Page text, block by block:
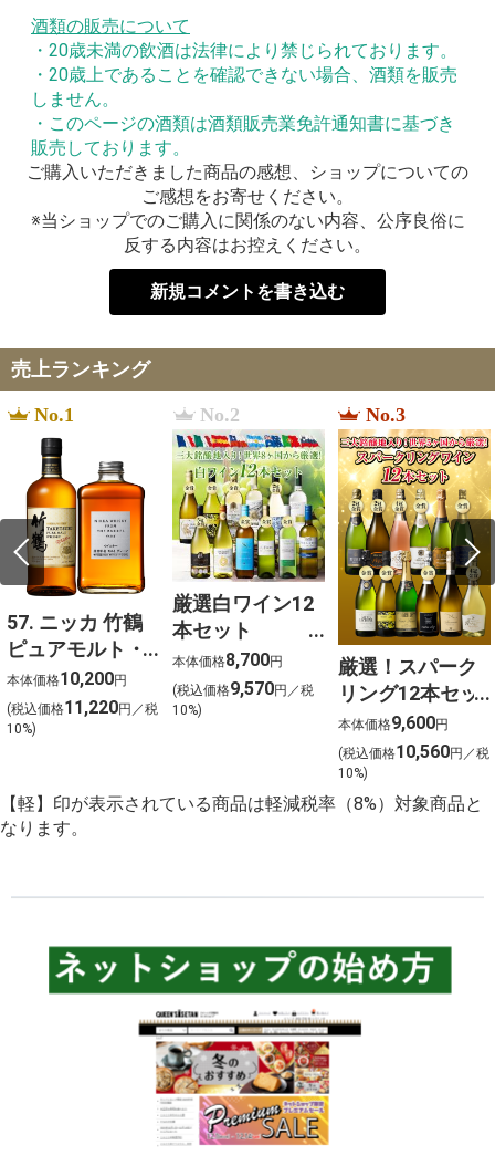
酒類の販売について
・20歳未満の飲酒は法律により禁じられております。
・20歳上であることを確認できない場合、酒類を販売
しません。
・このページの酒類は酒類販売業免許通知書に基づき
販売しております。
ご購入いただきました商品の感想、ショップについての
ご感想をお寄せください。
※当ショップでのご購入に関係のない内容、公序良俗に
反する内容はお控えください。
新規コメントを書き込む
売上ランキング
No.1
57. ニッカ 竹鶴
ピュアモルト・
フロムザバレル
ウイスキー2本セ
ット【北海道ご
本体価格10,200円
(税込価格11,220円／税
10%)
No.2
厳選白ワイン12
本セット
750ml×12
本体価格8,700円
(税込価格9,570円／税
10%)
No.3
厳選！スパーク
リング12本セッ
ト 金賞受賞ワイ
ンを含む１２本
を選びました！
本体価格9,600円
(税込価格10,560円／税
10%)
【軽】印が表示されている商品は軽減税率（8%）対象商品と
なります。